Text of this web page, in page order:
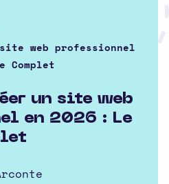
site web professionnel
Complet
un site web
en 2026 : Le